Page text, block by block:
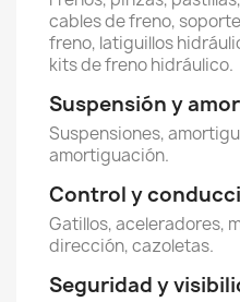
cables de freno,
freno, latiguillos
kits de freno hidráulico.
Suspensión y
Suspensiones,
amortiguación.
Control y
Gatillos, aceleradores,
dirección, cazoletas.
Seguridad y